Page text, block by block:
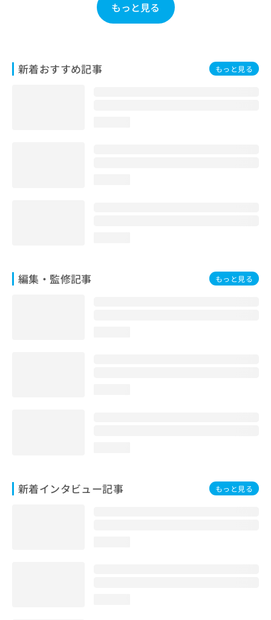
もっと見る
新着おすすめ記事 もっと見る
編集・監修記事 もっと見る
新着インタビュー記事 もっと見る
せ